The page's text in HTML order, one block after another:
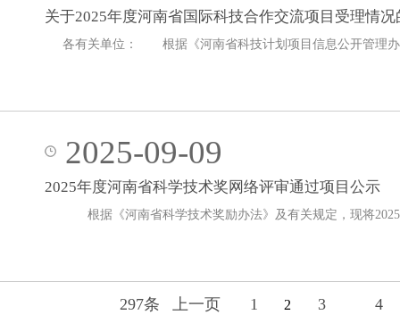
关于2025年度河南省国际科技合作交流项目受理情况
各有关单位： 根据《河南省科技计划项目信息公开管理办
2025-09-09
2025年度河南省科学技术奖网络评审通过项目公示
根据《河南省科学技术奖励办法》及有关规定，现将
297条 上一页 1 2 3 4